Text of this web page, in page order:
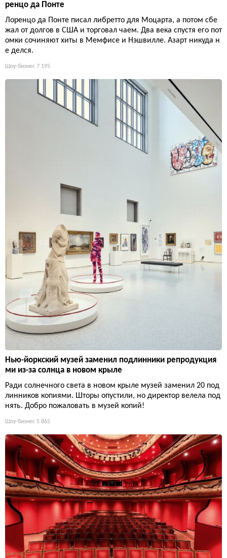
ренцо да Понте
Лоренцо да Понте писал либретто для Моцарта, а потом сбе
жал от долгов в США и торговал чаем. Два века спустя его пот
омки сочиняют хиты в Мемфисе и Нэшвилле. Азарт никуда н
е делся.
Шоу-бизнес 7 195
Нью-йоркский музей заменил подлинники репродукция
ми из-за солнца в новом крыле
Ради солнечного света в новом крыле музей заменил 20 под
линников копиями. Шторы опустили, но директор велела под
нять. Добро пожаловать в музей копий!
Шоу-бизнес 5 865